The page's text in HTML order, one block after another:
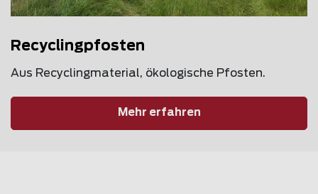
Recyclingpfosten
Aus Recyclingmaterial, ökologische Pfosten.
Mehr erfahren